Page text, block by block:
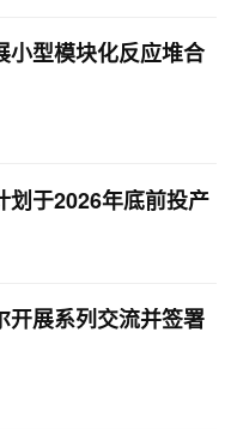
小型模块化反应堆合
划于2026年底前投产
开展系列交流并签署